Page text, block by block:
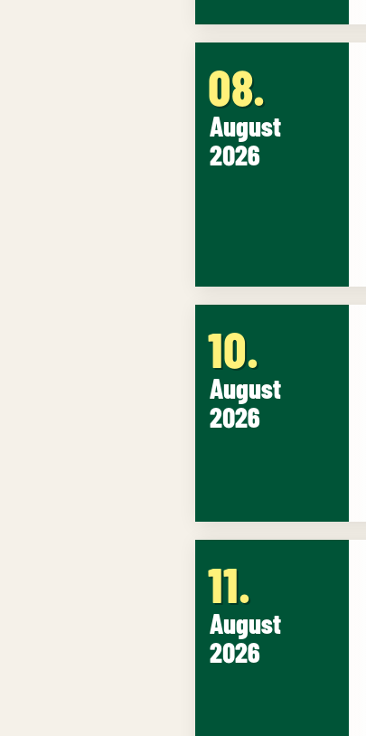
08
August
2026
10
August
2026
11
August
2026